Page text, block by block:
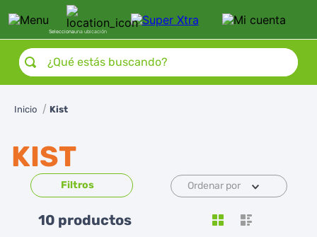
Seleccionauna ubicación
¿Qué estás buscando?
Kist
KIST
Ordenar por
10 productos